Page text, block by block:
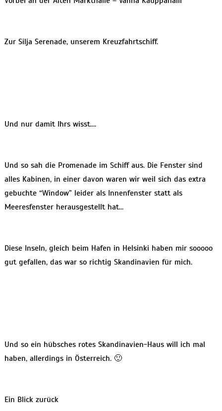
Zur Silja Serenade, unserem Kreuzfahrtschiff.
Und nur damit Ihrs wisst….
Und so sah die Promenade im Schiff aus. Die Fenster sind
alles Kabinen, in einer davon waren wir weil sich das extra
gebuchte “Window” leider als Innenfenster statt als
Meeresfenster herausgestellt hat…
Diese Inseln, gleich beim Hafen in Helsinki haben mir sooooo
gut gefallen, das war so richtig Skandinavien für mich.
Und so ein hübsches rotes Skandinavien-Haus will ich mal
haben, allerdings in Österreich. 🙂
Ein Blick zurück